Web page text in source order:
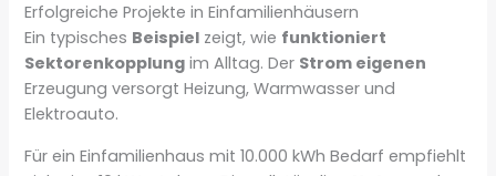
Erfolgreiche Projekte in Einfamilienhäusern
Ein typisches Beispiel zeigt, wie funktioniert
Sektorenkopplung im Alltag. Der Strom eigenen
Erzeugung versorgt Heizung, Warmwasser und
Elektroauto.
Für ein Einfamilienhaus mit 10.000 kWh Bedarf empfiehlt